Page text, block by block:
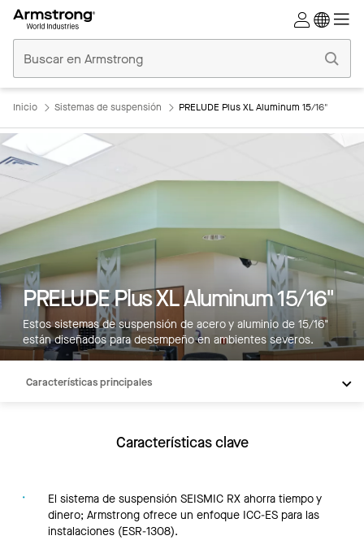
Comerciales
Inicio
Inicio Sistemas de suspensión PRELUDE Plus XL Aluminum 15/16"
PRELUDE Plus XL Aluminum 15/16"
Estos sistemas de suspensión de acero y aluminio de 15/16"
están diseñados para desempeño en ambientes severos.
Características principales
Inspiración
Recursos
Características clave
El sistema de suspensión SEISMIC RX ahorra tiempo y
dinero; Armstrong ofrece un enfoque ICC-ES para las
instalaciones (ESR-1308).